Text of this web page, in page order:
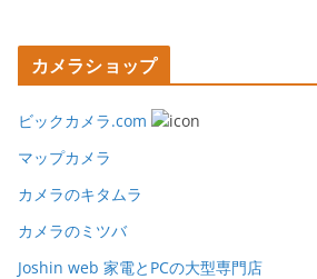
カメラショップ
ビックカメラ.com
マップカメラ
カメラのキタムラ
カメラのミツバ
Joshin web 家電とPCの大型専門店